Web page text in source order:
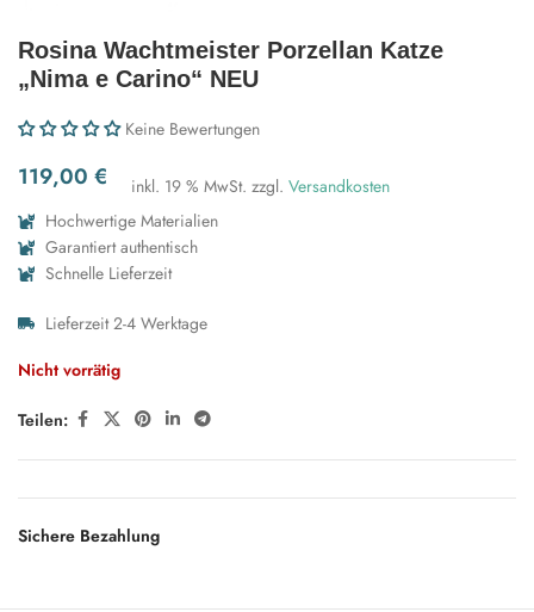
Rosina Wachtmeister Porzellan Katze
„Nima e Carino“ NEU
Keine Bewertungen
119,00 € inkl. 19 % MwSt. zzgl. Versandkosten
Hochwertige Materialien
Garantiert authentisch
Schnelle Lieferzeit
Lieferzeit 2-4 Werktage
Nicht vorrätig
Teilen:
Sichere Bezahlung